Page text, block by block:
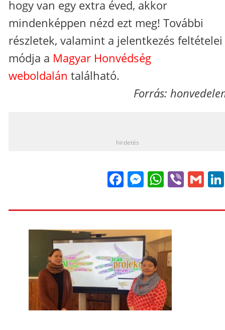
hogy van egy extra éved, akkor
mindenképpen nézd ezt meg! További
részletek, valamint a jelentkezés feltételei
módja a Magyar Honvédség
weboldalán található.
Forrás:
hirdetés
FacebookViber